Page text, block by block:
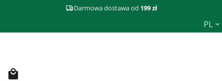
Darmowa dostawa od 199 zł
PL